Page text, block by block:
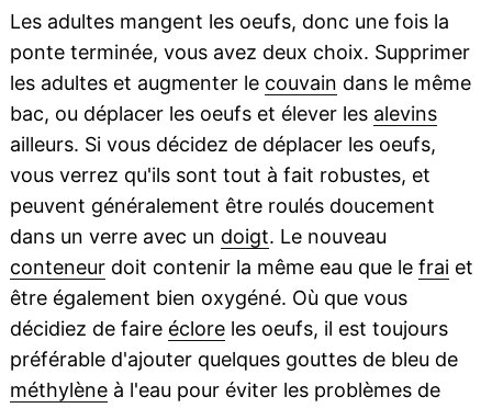
Les adultes mangent les oeufs, donc une fois la
ponte terminée, vous avez deux choix. Supprimer
les adultes et augmenter le couvain dans le même
bac, ou déplacer les oeufs et élever les alevins
ailleurs. Si vous décidez de déplacer les oeufs,
vous verrez qu'ils sont tout à fait robustes, et
peuvent généralement être roulés doucement
dans un verre avec un doigt. Le nouveau
conteneurdoit contenir la même eau que le fraiet
être également bien oxygéné. Où que vous
décidiez de faire écloreles oeufs, il est toujours
préférable d'ajouter quelques gouttes de bleu de
méthylèneà l'eau pour éviter les problèmes de